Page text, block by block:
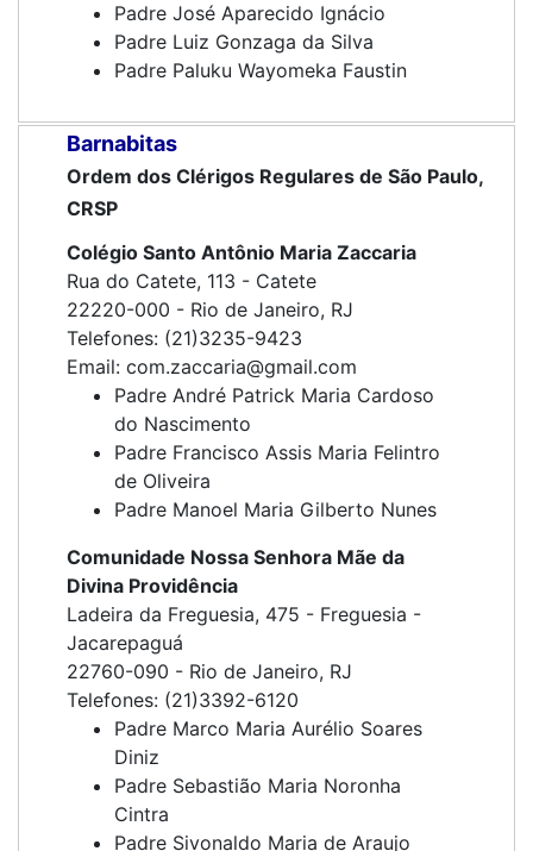
Padre José Aparecido Ignácio
Padre Luiz Gonzaga da Silva
Padre Paluku Wayomeka Faustin
Barnabitas
Ordem dos Clérigos Regulares de São Paulo,
CRSP
Colégio Santo Antônio Maria Zaccaria
Rua do Catete, 113 - Catete
22220-000 - Rio de Janeiro, RJ
Telefones: (21)3235-9423
Email: com.zaccaria@gmail.com
Padre André Patrick Maria Cardoso
do Nascimento
Padre Francisco Assis Maria Felintro
de Oliveira
Padre Manoel Maria Gilberto Nunes
Comunidade Nossa Senhora Mãe da
Divina Providência
Ladeira da Freguesia, 475 - Freguesia -
Jacarepaguá
22760-090 - Rio de Janeiro, RJ
Telefones: (21)3392-6120
Padre Marco Maria Aurélio Soares
Diniz
Padre Sebastião Maria Noronha
Cintra
Padre Sivonaldo Maria de Araujo